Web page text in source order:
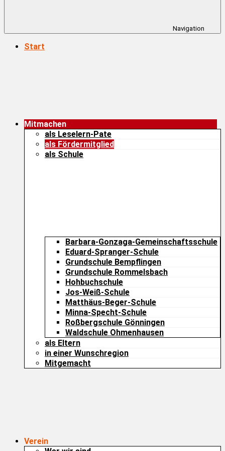
Navigation
Start
Mitmachen
als Leselern-Pate
als Fördermitglied
als Schule
Barbara-Gonzaga-Gemeinschaftsschule
Eduard-Spranger-Schule
Grundschule Bempflingen
Grundschule Rommelsbach
Hohbuchschule
Jos-Weiß-Schule
Matthäus-Beger-Schule
Minna-Specht-Schule
Roßbergschule Gönningen
Waldschule Ohmenhausen
als Eltern
in einer Wunschregion
Mitgemacht
Verein